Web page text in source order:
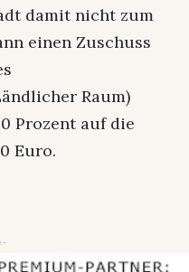
damit nicht zum
einen Zuschuss
Raum)
Prozent auf die
Euro.
-